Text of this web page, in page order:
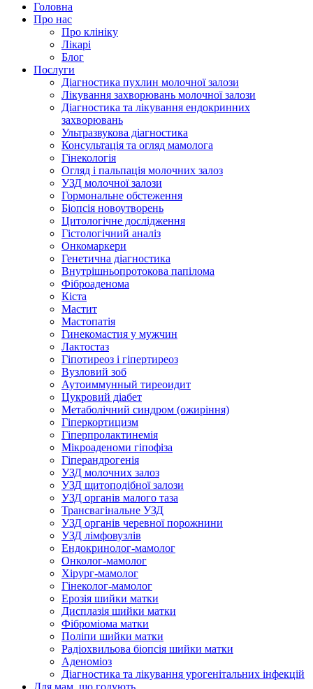
Головна
Про нас
Про клініку
Лікарі
Блог
Послуги
Діагностика пухлин молочної залози
Лікування захворювань молочної залози
Діагностика та лікування ендокринних
захворювань
Ультразвукова діагностика
Консультація та огляд мамолога
Гінекологія
Огляд і пальпація молочних залоз
УЗД молочної залози
Гормональне обстеження
Біопсія новоутворень
Цитологічне дослідження
Гістологічний аналіз
Онкомаркери
Генетична діагностика
Внутрішньопротокова папілома
Фіброаденома
Кіста
Мастит
Мастопатія
Гинекомастия у мужчин
Лактостаз
Гіпотиреоз і гіпертиреоз
Вузловий зоб
Аутоиммунный тиреоидит
Цукровий діабет
Метаболічний синдром (ожиріння)
Гіперкортицизм
Гіперпролактинемія
Мікроаденоми гіпофіза
Гіперандрогенія
УЗД молочних залоз
УЗД щитоподібної залози
УЗД органів малого таза
Трансвагінальне УЗД
УЗД органів черевної порожнини
УЗД лімфовузлів
Ендокринолог-мамолог
Онколог-мамолог
Хірург-мамолог
Гінеколог-мамолог
Ерозія шийки матки
Дисплазія шийки матки
Фіброміома матки
Поліпи шийки матки
Радіохвильова біопсія шийки матки
Аденоміоз
Діагностика та лікування урогенітальних інфекцій
Для мам, що годують